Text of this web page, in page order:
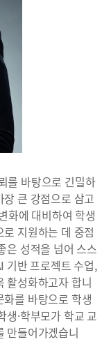
를 바탕으로 긴밀하
큰 강점으로 삼고
화에 대비하여 학생
지원하는 데 중점
은 성적을 넘어 스스
기반 프로젝트 수업,
활성화하고자 합니
를 바탕으로 학생
·학부모가 학교 교
만들어가겠습니